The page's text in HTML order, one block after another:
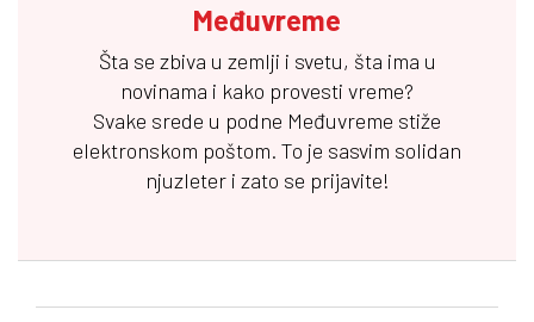
Međuvreme
Šta se zbiva u zemlji i svetu, šta ima u
novinama i kako provesti vreme?
Svake srede u podne Međuvreme stiže
elektronskom poštom. To je sasvim solidan
njuzleter i zato se prijavite!